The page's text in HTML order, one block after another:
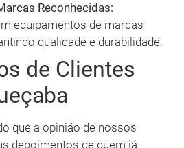
Reconhecidas:
equipamentos de marcas
qualidade e durabilidade.
de Clientes
que a opinião de nossos
depoimentos de quem já